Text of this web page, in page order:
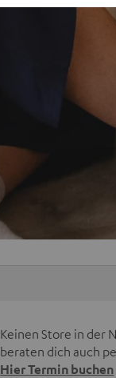
Keinen Store in der
beraten dich auch
Hier Termin buchen